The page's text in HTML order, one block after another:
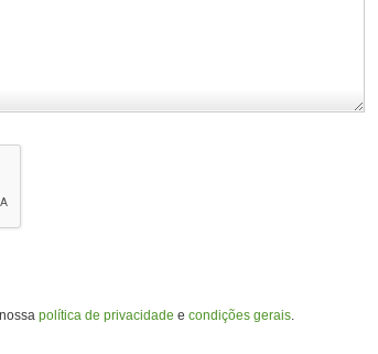
política de privacidade e condições gerais